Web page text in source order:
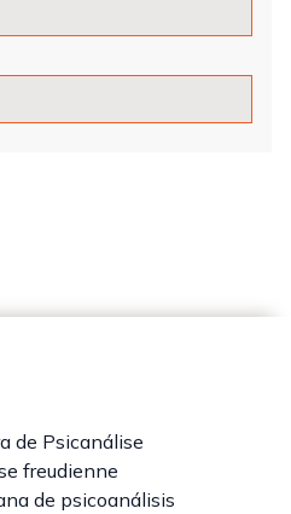
de Psicanálise
freudienne
de psicoanálisis